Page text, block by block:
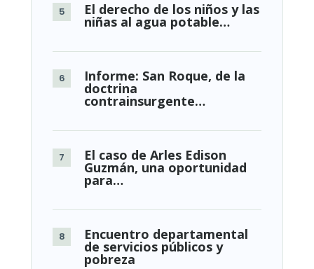
El derecho de los niños y las
niñas al agua potable…
Informe: San Roque, de la
doctrina
contrainsurgente…
El caso de Arles Edison
Guzmán, una oportunidad
para…
Encuentro departamental
de servicios públicos y
pobreza